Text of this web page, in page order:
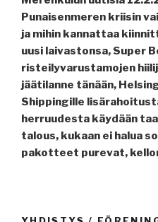
Punaisenmeren kriisin
ja mihin kannattaa
uusi laivastonsa, Super
risteilyvarustamojen
jäätilanne tänään,
Shippingille
herruudesta käydään
talous, kukaan ei halua
pakotteet purevat,